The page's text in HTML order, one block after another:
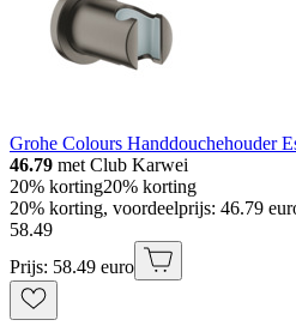
Grohe Colours Handdouchehouder
46.79 met Club Karwei
20% korting20% korting
20% korting, voordeelprijs: 46.79
58.49
Prijs: 58.49 euro